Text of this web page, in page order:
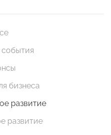
события
бизнеса
развитие
развитие